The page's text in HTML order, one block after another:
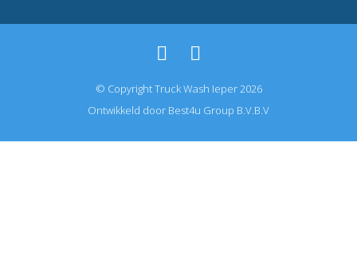
© Copyright Truck Wash Ieper 2026
Ontwikkeld door Best4u Group B.V.B.V